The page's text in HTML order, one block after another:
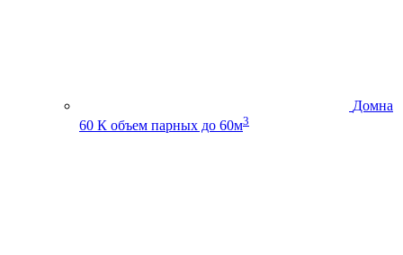
Домна
60 К объем парных до 60м3